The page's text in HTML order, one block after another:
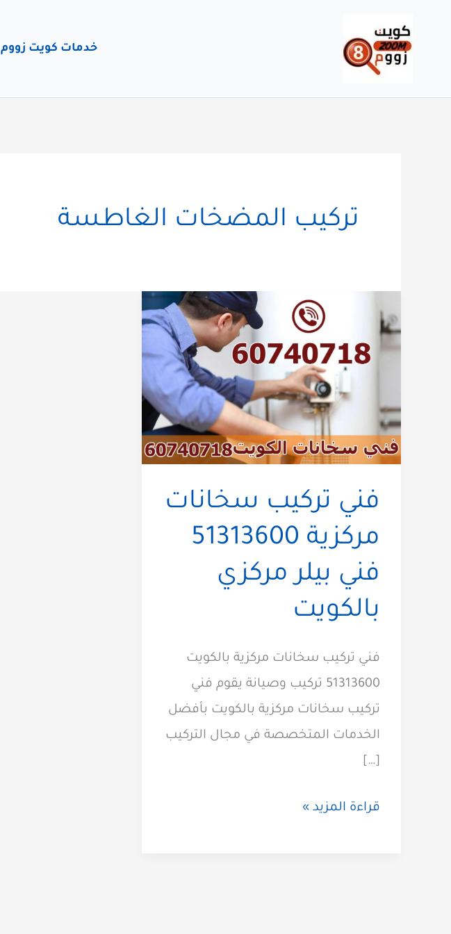
المحتوى
خدمات كويت زووم
تركيب المضخات الغاطسة
فني تركيب سخانات
مركزية 51313600
فني بيلر مركزي
بالكويت
فني تركيب سخانات مركزية بالكويت
51313600 تركيب وصيانة يقوم فني
تركيب سخانات مركزية بالكويت بأفضل
الخدمات المتخصصة في مجال التركيب
[…]
فني
قراءة المزيد »